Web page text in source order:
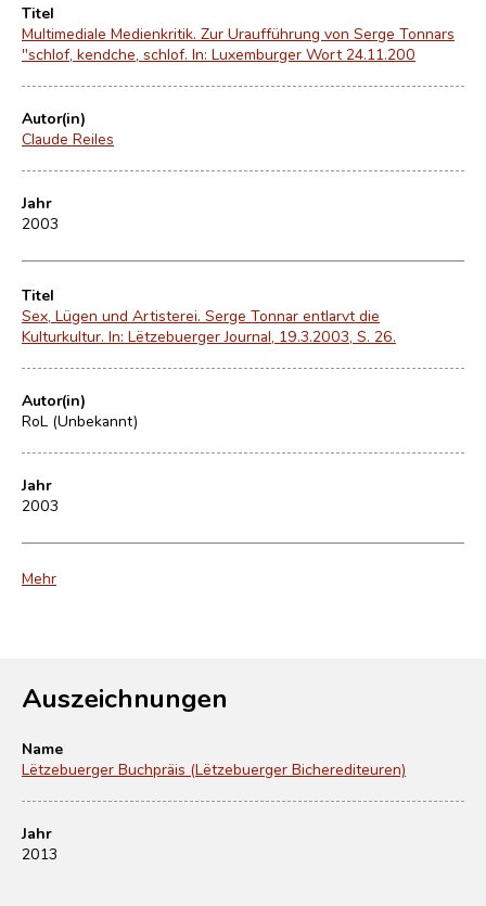
Titel
Multimediale Medienkritik. Zur Uraufführung von Serge Tonnars
"schlof, kendche, schlof. In: Luxemburger Wort 24.11.200
Autor(in)
Claude Reiles
Jahr
2003
Titel
Sex, Lügen und Artisterei. Serge Tonnar entlarvt die
Kulturkultur. In: Lëtzebuerger Journal, 19.3.2003, S. 26.
Autor(in)
RoL (Unbekannt)
Jahr
2003
Mehr
Auszeichnungen
Name
Lëtzebuerger Buchpräis (Lëtzebuerger Bicherediteuren)
Jahr
2013